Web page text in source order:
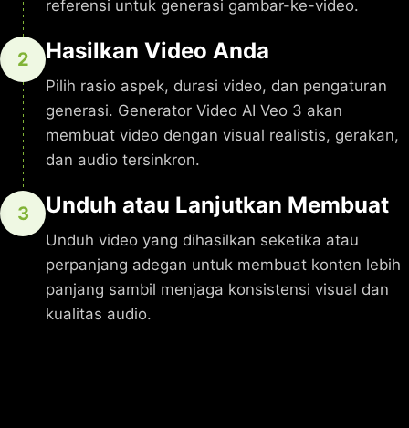
referensi untuk generasi gambar-ke-video.
2 Hasilkan Video Anda
Pilih rasio aspek, durasi video, dan pengaturan
generasi. Generator Video AI Veo 3 akan
membuat video dengan visual realistis, gerakan,
dan audio tersinkron.
3 Unduh atau Lanjutkan Membuat
Unduh video yang dihasilkan seketika atau
perpanjang adegan untuk membuat konten lebih
panjang sambil menjaga konsistensi visual dan
kualitas audio.